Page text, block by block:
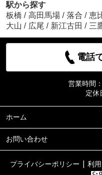
駅から探す
板橋 / 高田馬場 / 落合 / 恵
大山 / 広尾 / 新江古田 / 三
電話
営業時間：
定休
ホーム
お問い合わせ
プライバシーポリシー 利